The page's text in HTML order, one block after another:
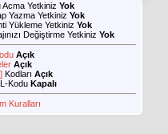
Acma Yetkiniz Yok
Yazma Yetkiniz Yok
Yükleme Yetkiniz Yok
Değiştirme Yetkiniz Yok
Açık
Açık
Kodları Açık
Kodu Kapalı
Kuralları